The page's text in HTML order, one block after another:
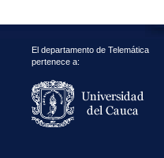
El departamento de Telemática
pertenece a: